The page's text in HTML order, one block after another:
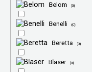
Belom (0)
Benelli (0)
Beretta (0)
Blaser (0)